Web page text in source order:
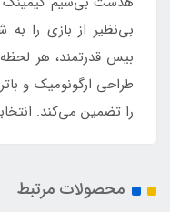
بی‌نظیر از بازی را به
بیس قدرتمند، هر
طراحی ارگونومیک و
را تضمین می‌کند.
محصولات مرتبط